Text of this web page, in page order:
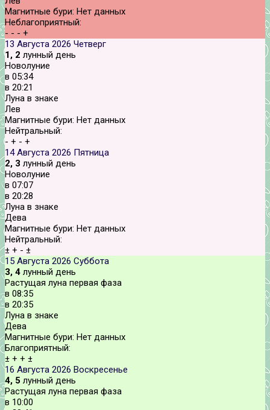
Магнитные бури: Нет данных
Неблагоприятный:
- - - +
13 Августа 2026 Четверг
1, 2 лунный день
Новолуние
в 05:34
в 20:21
Луна в знаке
Лев
Магнитные бури: Нет данных
Нейтральный:
- + - +
14 Августа 2026 Пятница
2, 3 лунный день
Новолуние
в 07:07
в 20:28
Луна в знаке
Дева
Магнитные бури: Нет данных
Нейтральный:
± + - ±
15 Августа 2026 Суббота
3, 4 лунный день
Растущая луна первая фаза
в 08:35
в 20:35
Луна в знаке
Дева
Магнитные бури: Нет данных
Благоприятный:
± + + ±
16 Августа 2026 Воскресенье
4, 5 лунный день
Растущая луна первая фаза
в 10:00